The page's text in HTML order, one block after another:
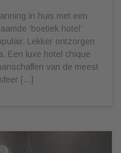
in huis met een
‘boetiek hotel’
Lekker ontzorgen
Een luxe hotel chique
van de meest
[…]